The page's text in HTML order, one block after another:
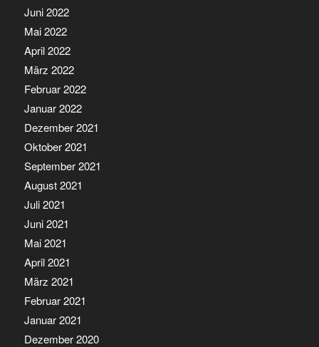
Juni 2022
Mai 2022
April 2022
März 2022
Februar 2022
Januar 2022
Dezember 2021
Oktober 2021
September 2021
August 2021
Juli 2021
Juni 2021
Mai 2021
April 2021
März 2021
Februar 2021
Januar 2021
Dezember 2020